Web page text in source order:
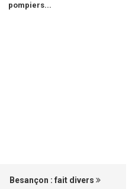
pompiers...
Besançon : fait divers